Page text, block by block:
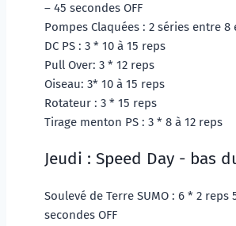
– 45 secondes OFF
Pompes Claquées : 2 séries entre 8
DC PS : 3 * 10 à 15 reps
Pull Over: 3 * 12 reps
Oiseau: 3* 10 à 15 reps
Rotateur : 3 * 15 reps
Tirage menton PS : 3 * 8 à 12 reps
Jeudi : Speed Day - bas
Soulevé de Terre SUMO : 6 * 2 reps
secondes OFF